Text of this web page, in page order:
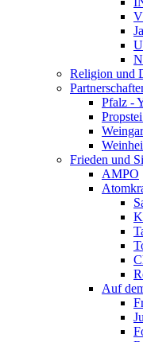
Religion und
Pfalz -
Frieden und
AMPO
Auf